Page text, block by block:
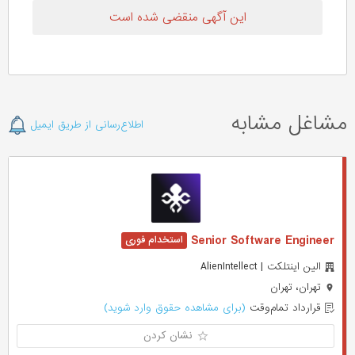
این آگهی منقضی شده است
مشاغل مشابه اطلاع‌رسانی از طریق ایمیل
Senior Software Engineer
الین اینتلکت | AlienIntellect
تهران، تهران
قرارداد تمام‌وقت (برای مشاهده حقوق وارد شوید)
نشان کردن